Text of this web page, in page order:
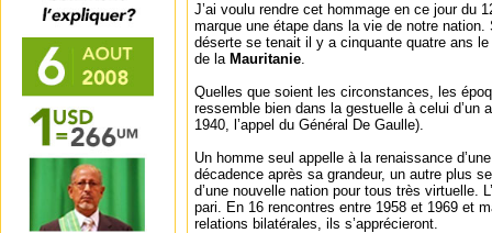
J’ai voulu rendre cet hommage en ce jour du
marque une étape dans la vie de notre
déserte se tenait il y a cinquante quatre ans
de la Mauritanie.
Quelles que soient les circonstances, les
ressemble bien dans la gestuelle à celui d’un
1940, l’appel du Général De Gaulle).
Un homme seul appelle à la renaissance
décadence après sa grandeur, un autre plus
d’une nouvelle nation pour tous très virtuelle.
pari. En 16 rencontres entre 1958 et 1969 et
relations bilatérales, ils s’apprécieront.